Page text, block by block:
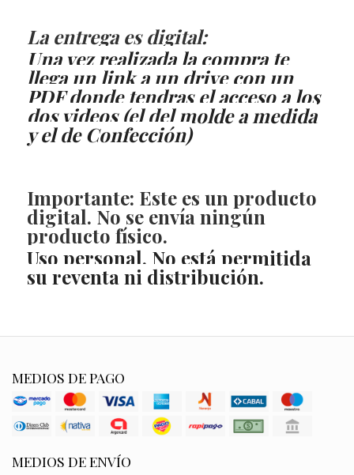
La entrega es digital:
Una vez realizada la compra te
llega un link a un drive con un
PDF donde tendras el acceso a los
dos videos (el del molde a medida
y el de Confección)
Importante: Este es un producto
digital. No se envía ningún
producto físico.
Uso personal. No está permitida
su reventa ni distribución.
MEDIOS DE PAGO
MEDIOS DE ENVÍO